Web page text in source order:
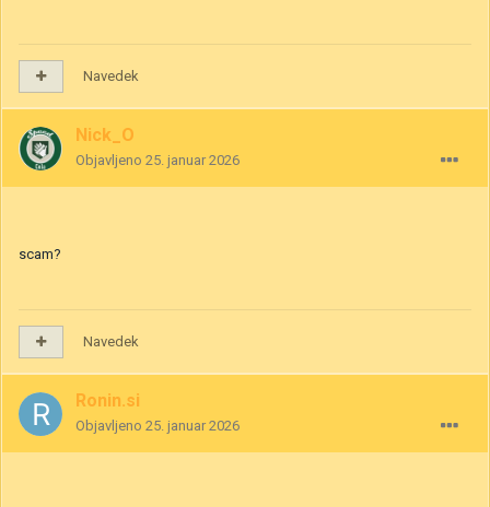
Navedek
Nick_O
Objavljeno 25. januar 2026
scam?
Navedek
Ronin.si
Objavljeno 25. januar 2026